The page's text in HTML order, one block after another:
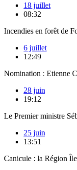
18 juillet
08:32
Incendies en forêt de
6 juillet
12:49
Nomination : Etienne
28 juin
19:12
Le Premier ministre
25 juin
13:51
Canicule : la Région